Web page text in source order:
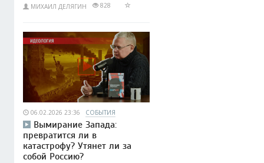
МИХАИЛ ДЕЛЯГИН 828
06.02.2026 23:36 СОБЫТИЯ
Вымирание Запада:
превратится ли в
катастрофу? Утянет ли за
собой Россию?